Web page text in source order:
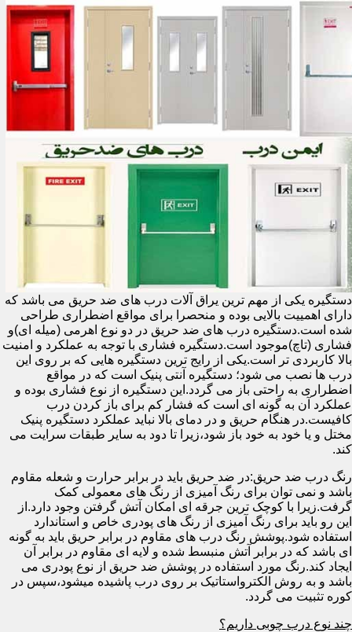
دستگیره یکی از مهم ترین یراق آلات درب های ضد حریق می باشد که
دارای اهمییت بالایی بوده و منحصرا برای مواقع اضطراری طراحی
شده است.دستگیره درب های ضد حریق در دو نوع اهرمی (میله ای)و
فشاری (تاچ)موجود است.دستگیره فشاری با توجه به عملکرد و امنیت
بالا کاربردی تر است.یکی از رایج ترین دستگیره هایی که بر روی این
درب ها نصب می شود؛ دستگیره آنتی پنیک است که در مواقع
اضطراری به راحتی باز می گردد.این دستگیره از نوع فشاری بوده و
عملکرد آن به گونه ای است که فشار کم برای باز کردن درب
کافیست.در هنگام حریق و در دمای بالا نباید عملکرد دستگیره پنیک
مختل و یا خود به خود باز شود،زیرا تا دود به سایر طبقات سرایت می
کند.
رنگ درب ضد حریق:در ضد حریق باید در برابر حرارت و شعله مقاوم
باشد و نمی توان برای رنگ آمیزی از رنگ های معمولی کمک
گرفت.زیرا با کوچک ترین جرقه ای امکان آتش گرفتن وجود دارد.از
این رو باید برای رنگ آمیزی از رنگ های پودری خاص و استاندارد
استفاده شود.پوشش رنگ درب های مقاوم در برابر حریق باید به گونه
ای باشد که در برابر آتش منبسط شده و لایه ای مقاوم در برابر آن
ایجاد کند.رنگ مورد استفاده در پوشش ضد حریق از نوع پودری می
باشد و به روش الکترواستاتیک بر روی درب پاشیده میشود،سپس در
کوره تثبیت می گردد.
چند نوع درب چوبی داریم؟